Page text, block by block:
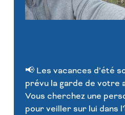
📢 Les vacances d’été
prévu la garde de votre
Vous cherchez une
pour veiller sur lui dans